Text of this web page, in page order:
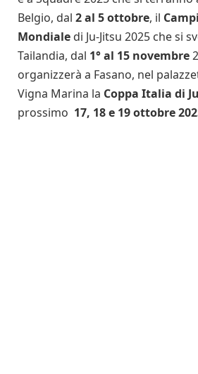
Belgio, dal 2 al 5 ottobre, il
Mondiale di Ju-Jitsu 2025 che si
Tailandia, dal 1° al 15 novembre
organizzerà a Fasano, nel
Vigna Marina la Coppa Italia di
prossimo 17, 18 e 19 ottobre